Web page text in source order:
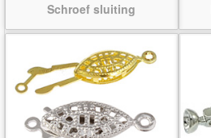
Schroef sluiting